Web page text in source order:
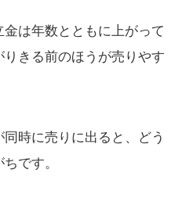
は年数とともに上がって
きる前のほうが売りやす
時に売りに出ると、どう
です。